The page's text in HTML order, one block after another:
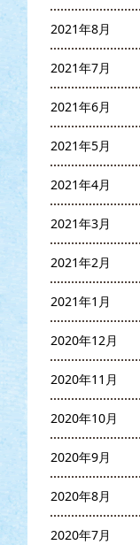
2021年8月
2021年7月
2021年6月
2021年5月
2021年4月
2021年3月
2021年2月
2021年1月
2020年12月
2020年11月
2020年10月
2020年9月
2020年8月
2020年7月